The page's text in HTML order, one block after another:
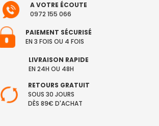
A VOTRE ÉCOUTE
0972 155 066
PAIEMENT SÉCURISÉ
EN 3 FOIS OU 4 FOIS
LIVRAISON RAPIDE
EN 24H OU 48H
RETOURS GRATUIT
SOUS 30 JOURS
DÈS 89€ D'ACHAT